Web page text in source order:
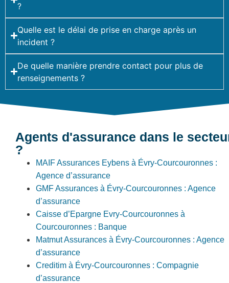
?
Quelle est le délai de prise en charge après un
incident ?
De quelle manière prendre contact pour plus de
renseignements ?
Agents d'assurance dans le
?
MAIF Assurances Eybens à Évry-Courcouronnes :
Agence d’assurance
GMF Assurances à Évry-Courcouronnes : Agence
d’assurance
Caisse d’Epargne Evry-Courcouronnes à
Courcouronnes : Banque
Matmut Assurances à Évry-Courcouronnes : Agence
d’assurance
Creditim à Évry-Courcouronnes : Compagnie
d’assurance